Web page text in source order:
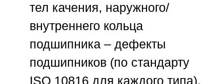
тел качения, наружного/
внутреннего кольца
подшипника – дефекты
подшипников (по стандарту
ISO 10816 для каждого типа).